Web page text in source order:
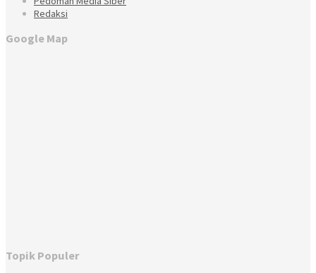
Redaksi
Google Map
Topik Populer